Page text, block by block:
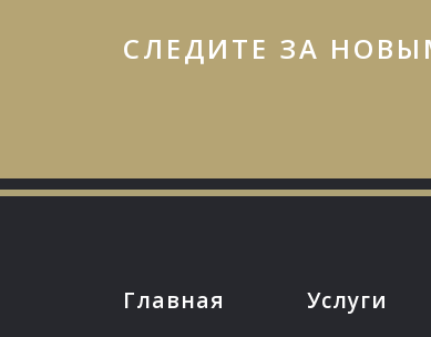
СЛЕДИТЕ ЗА
Главная Услуги